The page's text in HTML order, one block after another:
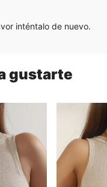
inténtalo de nuevo.
gustarte